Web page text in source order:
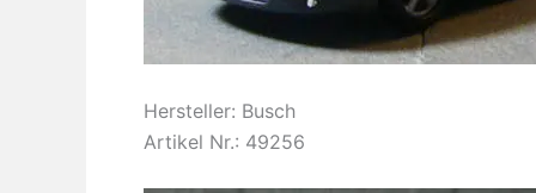
Hersteller: Busch
Artikel Nr.: 49256